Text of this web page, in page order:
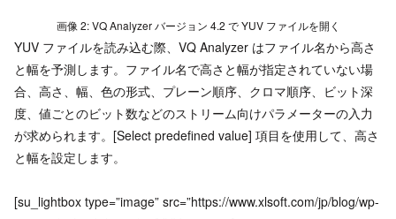
画像 2: VQ Analyzer バージョン 4.2 で YUV ファイルを開く
YUV ファイルを読み込む際、VQ Analyzer はファイル名から高さ
と幅を予測します。ファイル名で高さと幅が指定されていない場
合、高さ、幅、色の形式、プレーン順序、クロマ順序、ビット深
度、値ごとのビット数などのストリーム向けパラメーターの入力
が求められます。[Select predefined value] 項目を使用して、高さ
と幅を設定します。
[su_lightbox type=”image” src=”https://www.xlsoft.com/jp/blog/wp-